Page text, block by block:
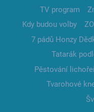
TV program
Kdy budou volby
7 pádů Honzy
Tatarák
Pěstování
Tvarohové